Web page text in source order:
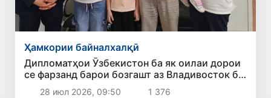
Ҳамкории байналхалқӣ
Дипломатҳои Ӯзбекистон ба як оилаи дорои
се фарзанд барои бозгашт аз Владивосток ба
Ватан кумак карданд
28 июл 2026, 09:50 1 376